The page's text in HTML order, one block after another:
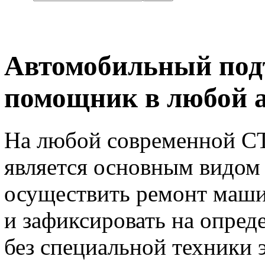
Автомобильный
помощник в любой
На любой современной
является основным
осуществить ремонт
и зафиксировать на
без специальной